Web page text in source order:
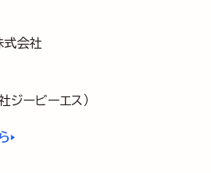
式会社
ジービーエス）
▶